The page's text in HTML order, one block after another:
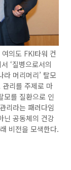
의도 FKI타워 컨
‘질병으로서의
라 머리머리’ 탈모
리를 주제로 마
모를 질환으로 인
리라는 패러다임
닌 공동체의 건강
비전을 모색한다.